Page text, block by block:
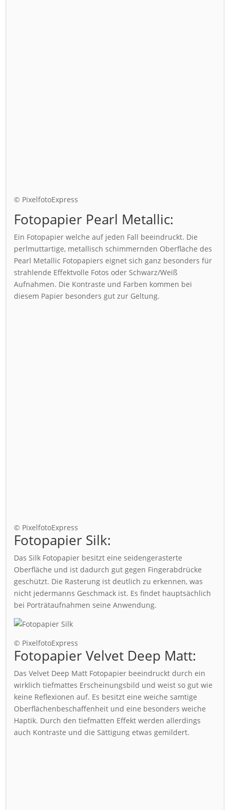
© PixelfotoExpress
Fotopapier Pearl Metallic:
Ein Fotopapier welche auf jeden Fall beeindruckt. Die
perlmuttartige, metallisch schimmernden Oberfläche des
Pearl Metallic Fotopapiers eignet sich ganz besonders für
strahlende Effektvolle Fotos oder Schwarz/Weiß
Aufnahmen. Die Kontraste und Farben kommen bei
diesem Papier besonders gut zur Geltung.
© PixelfotoExpress
Fotopapier Silk:
Das Silk Fotopapier besitzt eine seidengerasterte
Oberfläche und ist dadurch gut gegen Fingerabdrücke
geschützt. Die Rasterung ist deutlich zu erkennen, was
nicht jedermanns Geschmack ist. Es findet hauptsächlich
bei Porträtaufnahmen seine Anwendung.
© PixelfotoExpress
Fotopapier Velvet Deep Matt:
Das Velvet Deep Matt Fotopapier beeindruckt durch ein
wirklich tiefmattes Erscheinungsbild und weist so gut wie
keine Reflexionen auf. Es besitzt eine weiche samtige
Oberflächenbeschaffenheit und eine besonders weiche
Haptik. Durch den tiefmatten Effekt werden allerdings
auch Kontraste und die Sättigung etwas gemildert.